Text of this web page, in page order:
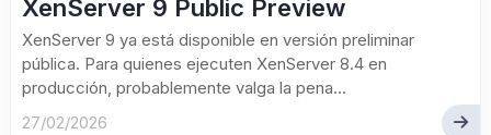
XenServer 9 Public Preview
XenServer 9 ya está disponible en versión preliminar
pública. Para quienes ejecuten XenServer 8.4 en
producción, probablemente valga la pena...
27/02/2026